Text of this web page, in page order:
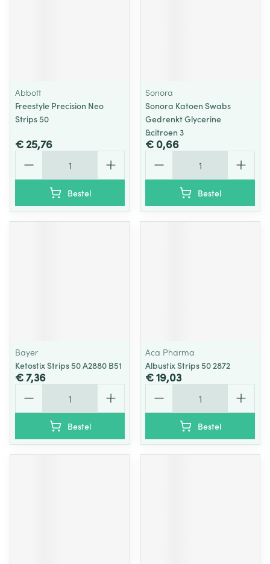
Abbott
Freestyle Precision Neo
Strips 50
€ 25,76
Bestel
Sonora
Sonora Katoen Swabs
Gedrenkt Glycerine
&citroen 3
€ 0,66
Bestel
Bayer
Ketostix Strips 50 A2880 B51
€ 7,36
Bestel
Aca Pharma
Albustix Strips 50 2872
€ 19,03
Bestel